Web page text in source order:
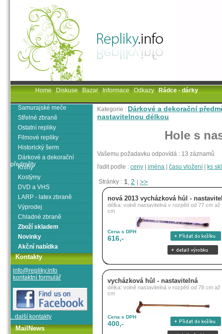
Kategorie : Dárkové a dekorační
nastavitelnou délkou
Hole s
Vašemu požadavku odpovídá : 13 záznamů
řadit podle : ceny jména času vložení ks
Stránky : 1, 2 >>
nová 2013 vycházková hůl -
délka: volně nastavitelná v rozpětí od 77 cm až
cm
Cena s DPH
616,-
vycházková hůl - nastavitelná
délka: volně nastavitelná v rozpětí od 78 cm až
cm
Cena s DPH
400,-
Samurajské meče
Střelné zbraně
Ostatní repliky
Filmové repliky
Historický šerm
Dárkové a dekorační
předměty
Knihy
Kostýmy
DVD a VHS
LARP - latex zbraně
Výprodej
Chladné zbraně
Zboží skladem
Novinky
Akční nabídka
Kontakty
info@repliky.info
kontaktní formulář
.. další kontakty
MailNews
Home|Diskuse|Bazar|Informace|Odkazy|Rádce - dárky